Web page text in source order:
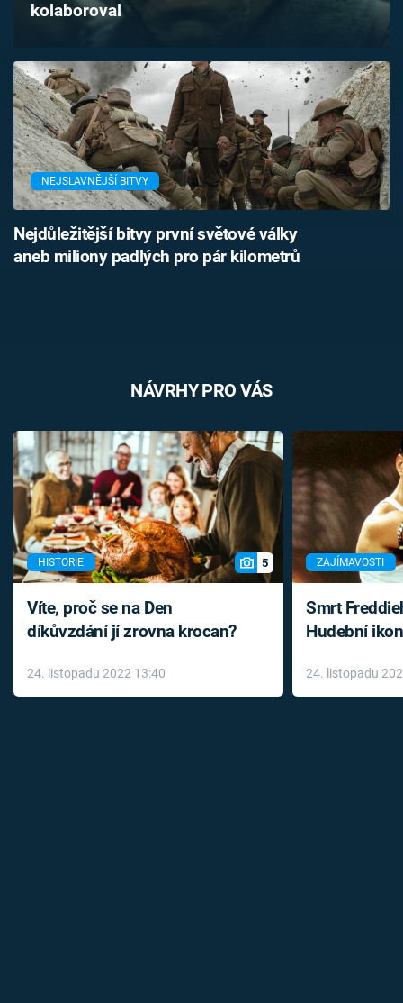
Sledujte nás
kolaboroval
NEJSLAVNĚJŠÍ BITVY
Nejdůležitější bitvy první světové války
aneb miliony padlých pro pár kilometrů
NÁVRHY PRO VÁS
HISTORIE 5
Víte, proč se na Den
díkůvzdání jí zrovna krocan?
24. listopadu 2022 13:40
ZAJÍMAVOSTI
Smrt
Hudební
léky
24. listopadu